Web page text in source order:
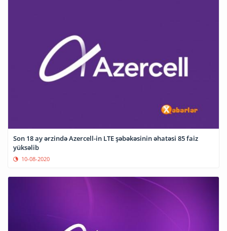
Son 18 ay ərzində Azercell-in LTE şəbəkəsinin əhatəsi 85 faiz
yüksəlib
10-08-2020